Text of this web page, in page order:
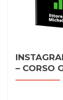
– CORSO